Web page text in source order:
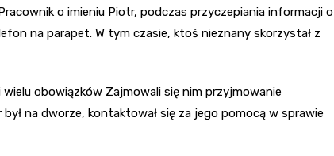
o imieniu Piotr, podczas przyczepiania informacji o
na parapet. W tym czasie, ktoś nieznany skorzystał z
obowiązków Zajmowali się nim przyjmowanie
na dworze, kontaktował się za jego pomocą w sprawie